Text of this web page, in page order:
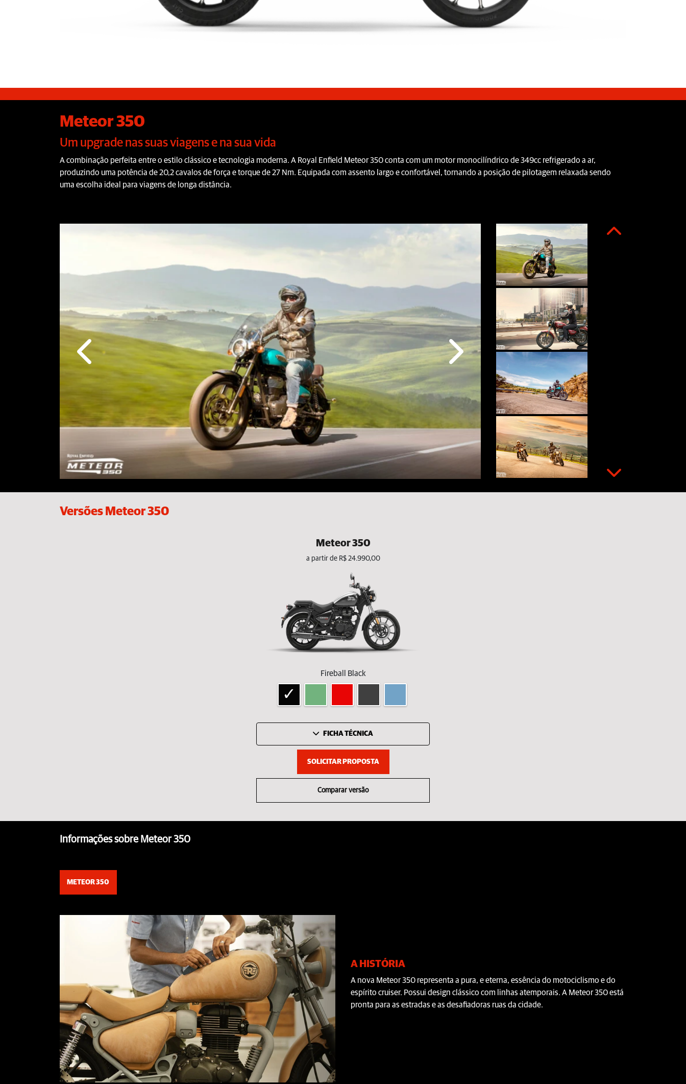
Meteor 350
Um upgrade nas suas viagens e na sua vida
A combinação perfeita entre o estilo clássico e tecnologia moderna. A Royal Enfield Meteor 350 conta com um motor monocilíndrico de 349cc refrigerado a ar,
produzindo uma potência de 20,2 cavalos de força e torque de 27 Nm. Equipada com assento largo e confortável, tornando a posição de pilotagem relaxada sendo
uma escolha ideal para viagens de longa distância.
Anterior Próximo
Anterior
Versões Meteor 350
Meteor 350
a partir de R$ 24.990,00
Fireball Black
FICHA TÉCNICA
SOLICITAR PROPOSTA
Comparar versão
Informações sobre Meteor 350
METEOR 350
A HISTÓRIA
A nova Meteor 350 representa a pura, e eterna, essência do motociclismo e do
espírito cruiser. Possui design clássico com linhas atemporais. A Meteor 350 está
pronta para as estradas e as desafiadoras ruas da cidade.